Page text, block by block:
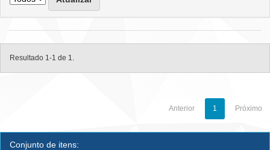
Resultado 1-1 de 1.
Anterior 1 Próximo
Conjunto de itens: